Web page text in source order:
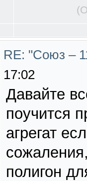
RE: "Союз –
17:02
Давайте
поучится
агрегат
полигон